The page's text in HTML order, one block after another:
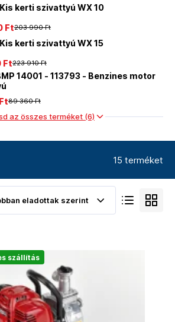
Kis kerti szivattyú WX 10
203 990 Ft
Ft
Kis kerti szivattyú WX 15
223 910 Ft
Ft
14001 - 113793 - Benzines motor
89 360 Ft
az összes terméket (6)
15 terméket
szállítás